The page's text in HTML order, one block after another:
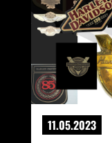
11.05.2023